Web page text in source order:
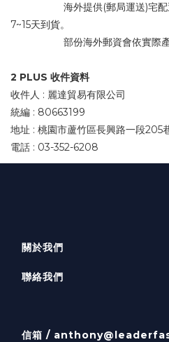
海外提供(郵局運送)宅配運
7~15天到貨。
部份海外郵資會依實際產生
2 PLUS 收件資料
收件人 : 麗達貿易有限公司
統編 : 80663199
地址 : 桃園市蘆竹區長興路一段205
電話 : 03-352-6208
關於我們
聯絡我們
信箱 /